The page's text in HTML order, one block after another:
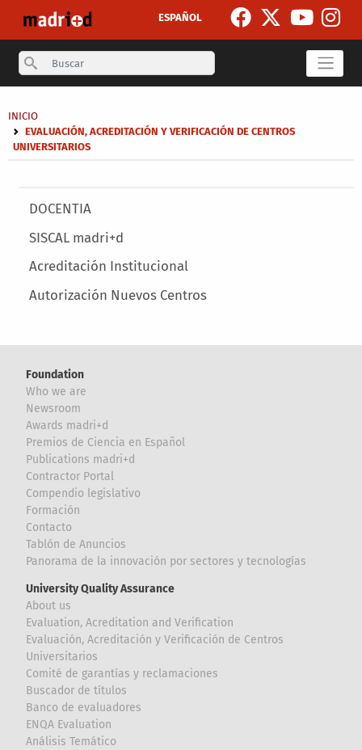
ESPAÑOL
Search
Breadcrumb
INICIO
EVALUACIÓN, ACREDITACIÓN Y VERIFICACIÓN DE CENTROS
UNIVERSITARIOS
Main menu
DOCENTIA
SISCAL madri+d
Acreditación Institucional
Autorización Nuevos Centros
Foundation
Who we are
Newsroom
Awards madri+d
Premios de Ciencia en Español
Publications madri+d
Contractor Portal
Compendio legislativo
Formación
Contacto
Tablón de Anuncios
Panorama de la innovación por sectores y tecnologías
University Quality Assurance
About us
Evaluation, Acreditation and Verification
Evaluación, Acreditación y Verificación de Centros
Universitarios
Comité de garantías y reclamaciones
Buscador de títulos
Banco de evaluadores
ENQA Evaluation
Análisis Temático